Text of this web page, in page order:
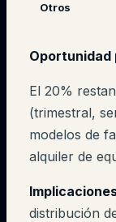
Otros
Oportunidad
El 20%
(trimestral,
modelos de
alquiler de
distribución